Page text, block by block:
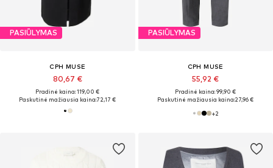
PASIŪLYMAS
CPH MUSE
80,67 €
Pradinė kaina: 119,00 €
Paskutinė mažiausia kaina:72,17 €
PASIŪLYMAS
CPH MUSE
55,92 €
Pradinė kaina: 99,90 €
Paskutinė mažiausia kaina:27,96 €
+2